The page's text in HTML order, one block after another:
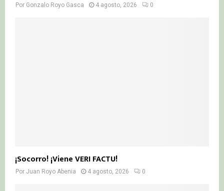
Por Gonzalo Royo Gasca 4 agosto, 2026 0
¡Socorro! ¡Viene VERI FACTU!
Por Juan Royo Abenia 4 agosto, 2026 0